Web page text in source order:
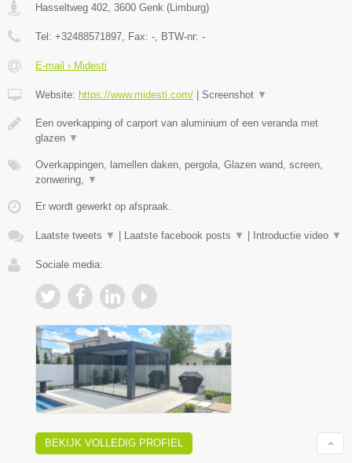
Hasseltweg 402 3600 Genk (Limburg)
Tel: +32488571897 , Fax: - , BTW-nr: -
E-mail › Midesti
Website: https://www.midesti.com/ | Screenshot ▼
Een overkapping of carport van aluminium of een veranda met
glazen ▼
Overkappingen, lamellen daken, pergola, Glazen wand, screen,
zonwering,
▼
Er wordt gewerkt op afspraak.
Laatste tweets ▼ | Laatste facebook posts ▼ | Introductie video ▼
Sociale media:
BEKIJK VOLLEDIG PROFIEL